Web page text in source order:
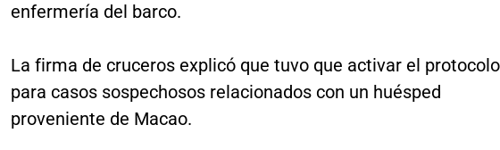
enfermería del barco.
La firma de cruceros explicó que tuvo que activar el protocolo
para casos sospechosos relacionados con un huésped
proveniente de Macao.